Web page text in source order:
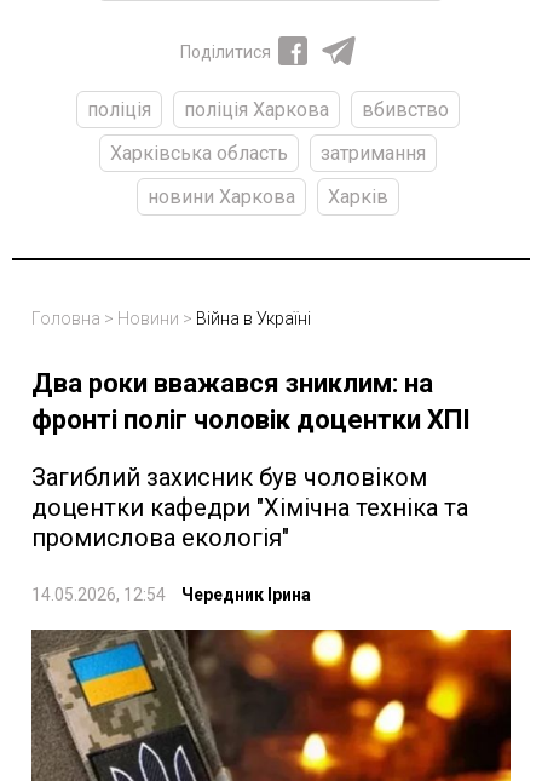
Поділитися
поліція поліція Харкова
вбивство
Харківська область
затримання
новини Харкова
Харків
Головна > Новини > Війна в Україні
Два роки вважався зниклим: на
фронті поліг чоловік доцентки ХПІ
Загиблий захисник був чоловіком
доцентки кафедри "Хімічна техніка та
промислова екологія"
14.05.2026, 12:54 Чередник Ірина